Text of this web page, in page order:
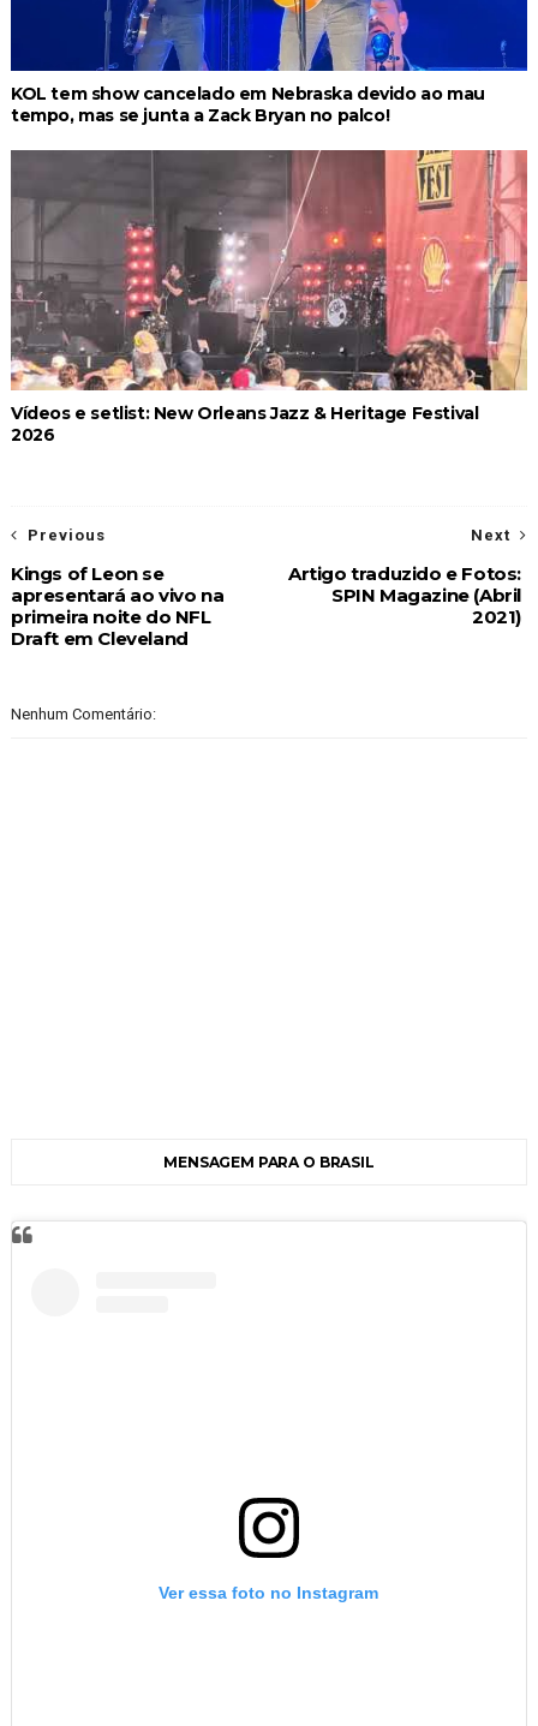
KOL tem show cancelado em Nebraska devido ao mau
tempo, mas se junta a Zack Bryan no palco!
Vídeos e setlist: New Orleans Jazz & Heritage Festival
2026
Next
Artigo traduzido e Fotos:
SPIN Magazine (Abril
2021)
Previous
Kings of Leon se
apresentará ao vivo na
primeira noite do NFL
Draft em Cleveland
Nenhum Comentário:
MENSAGEM PARA O BRASIL
Ver essa foto no Instagram